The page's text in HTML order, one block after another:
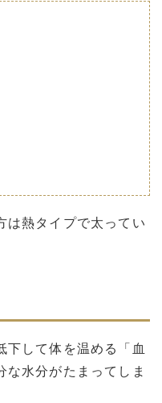
は熱タイプで太ってい
下して体を温める「血
な水分がたまってしま